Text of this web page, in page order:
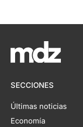
SECCIONES
Últimas noticias
Economía